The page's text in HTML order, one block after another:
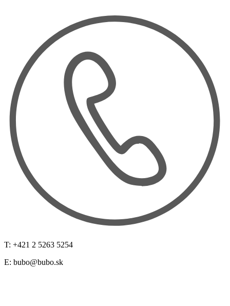
T: +421 2 5263 5254
E: bubo@bubo.sk